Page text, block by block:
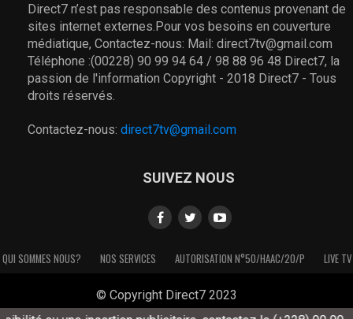
Direct7 n’est pas responsable des contenus provenant de
sites internet externes.Pour vos besoins en couverture
médiatique, Contactez-nous: Mail: direct7tv@gmail.com
Téléphone :(00228) 90 99 94 64 / 98 88 96 48 Direct7, la
passion de l'information Copyright - 2018 Direct7 - Tous
droits réservés.
Contactez-nous: direct7tv@gmail.com
SUIVEZ NOUS
QUI SOMMES NOUS? NOS SERVICES AUTORISATION N°50/HAAC/20/P LIVE TV
© Copyright Direct7 2023